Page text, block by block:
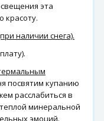
эта
красоту.
наличии снега).
посвятим купанию
расслабиться в
минеральной
эмоций.